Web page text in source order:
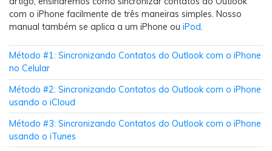
Recupere todas as mídias de visulização única do
WhatsApp — fotos, vídeos e mensagens de voz.
App
Mutsapper
Transferir dados do WhatsApp e WhatsApp
Business sem redefinição de fábrica.
com o iPhone facilmente de três maneiras simples. Nosso
manual também se aplica a um iPhone ou iPod.
Método #1: Sincronizando Contatos do Outlook com o iPhone
no Celular
Método #2: Sincronizando Contatos do Outlook com o iPhone
usando o iCloud
Método #3: Sincronizando Contatos do Outlook com o iPhone
usando o iTunes